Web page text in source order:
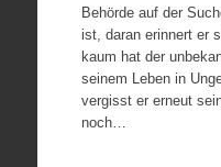
Behörde auf der
ist, daran erinnert er
kaum hat der
seinem Leben in
vergisst er erneut
noch…